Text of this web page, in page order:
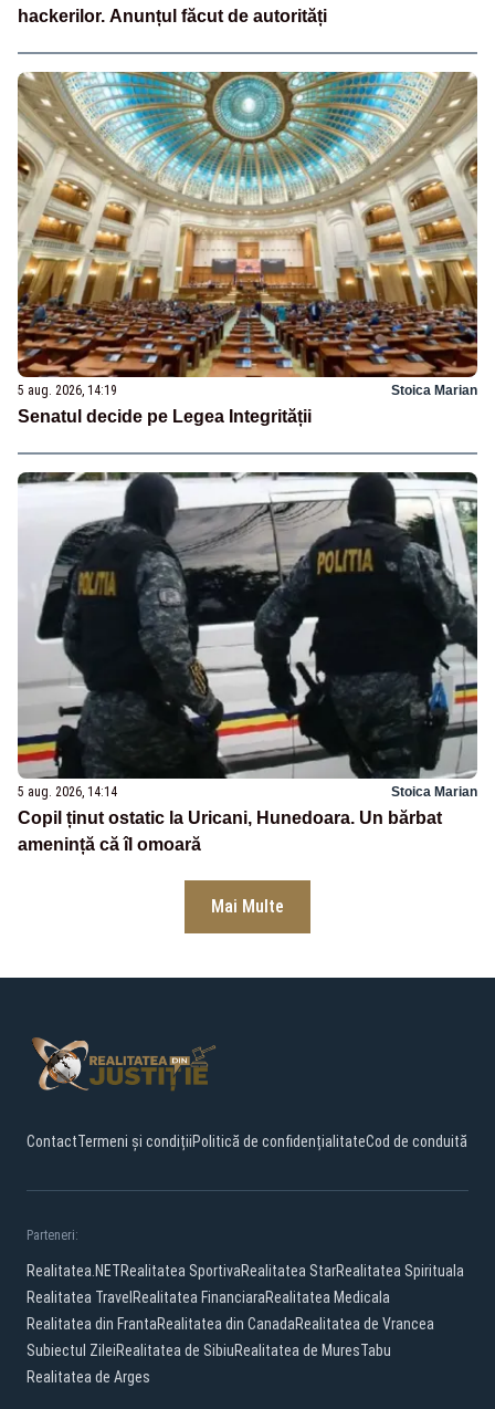
hackerilor. Anunțul făcut de autorități
5 aug. 2026, 14:19 Stoica Marian
Senatul decide pe Legea Integrității
5 aug. 2026, 14:14 Stoica Marian
Copil ținut ostatic la Uricani, Hunedoara. Un bărbat
amenință că îl omoară
Mai Multe
ContactTermeni și condițiiPolitică de confidențialitateCod de conduită
Parteneri:
Realitatea.NETRealitatea SportivaRealitatea StarRealitatea Spirituala
Realitatea Travel Realitatea FinanciaraRealitatea Medicala
Realitatea din FrantaRealitatea din CanadaRealitatea de Vrancea
Subiectul ZileiRealitatea de SibiuRealitatea de MuresTabu
Realitatea de Arges